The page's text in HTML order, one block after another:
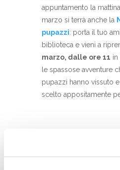
appuntamento la
marzo si terrà anche la
pupazzi: porta il tuo
biblioteca e vieni a
marzo, dalle ore 11 in
le spassose avventure
pupazzi hanno vissuto
scelto appositamente
DATA